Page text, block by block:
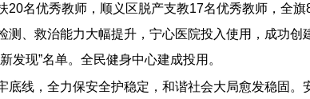
20名优秀教师，顺义区脱产支教17名优秀教师，全
测、救治能力大幅提升，宁心医院投入使用，成功
发现”名单。全民健身中心建成投用。
底线，全力保安全护稳定，和谐社会大局愈发稳固